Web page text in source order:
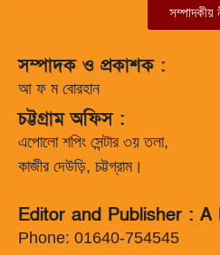
সম্পাদকীয়
সম্পাদক ও প্রকাশক :
আ ফ ম বোরহান
চট্টগ্রাম অফিস :
এপোলো শপিং সেন্টার ৩য় তলা,
কাজীর দেউড়ি, চট্টগ্রাম।
Editor and Publisher : A
Phone: 01640-754545